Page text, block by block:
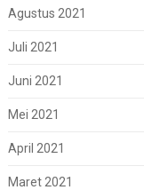
Agustus 2021
Juli 2021
Juni 2021
Mei 2021
April 2021
Maret 2021